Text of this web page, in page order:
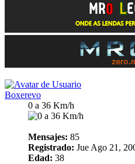
Boxerevo
0 a 36 Km/h
Mensajes: 85
Registrado: Jue Ago 21,
Edad: 38